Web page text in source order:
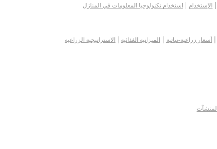
| الإستخدام | استخدام تكنولوجيا المعلومات في المنازل
| أسعار زراعية-نباتية | الميزانية الغذائية | الاستراتيجية الزراعية
المنشآت